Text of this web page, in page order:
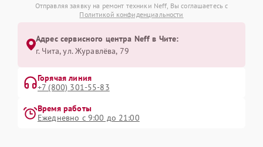
Отправляя заявку на ремонт техники Neff, Вы соглашаетесь с
Политикой конфиденциальности
Адрес сервисного центра Neff в Чите:
г. Чита, ул. Журавлёва, 79
Горячая линия
+7 (800) 301-55-83
Время работы
Ежедневно с 9:00 до 21:00